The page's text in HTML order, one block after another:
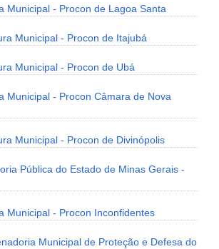
Municipal - Procon de Lagoa Santa
Municipal - Procon de Itajubá
Municipal - Procon de Ubá
Municipal - Procon Câmara de Nova
Municipal - Procon de Divinópolis
Pública do Estado de Minas Gerais -
Municipal - Procon Inconfidentes
Municipal de Proteção e Defesa do